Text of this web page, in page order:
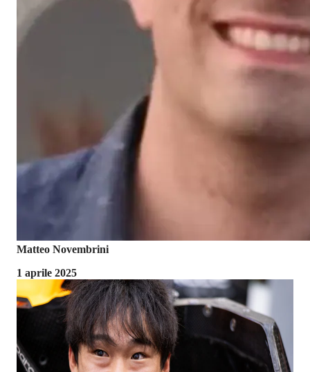
Matteo Novembrini
1 aprile 2025